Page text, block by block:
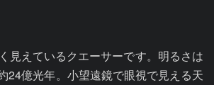
見えているクエーサーです。明るさは
24億光年。小望遠鏡で眼視で見える天